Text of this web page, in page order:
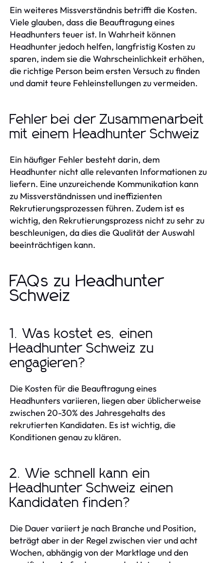
Ein weiteres Missverständnis betrifft die Kosten.
Viele glauben, dass die Beauftragung eines
Headhunters teuer ist. In Wahrheit können
Headhunter jedoch helfen, langfristig Kosten zu
sparen, indem sie die Wahrscheinlichkeit erhöhen,
die richtige Person beim ersten Versuch zu finden
und damit teure Fehleinstellungen zu vermeiden.
Fehler bei der Zusammenarbeit
mit einem Headhunter Schweiz
Ein häufiger Fehler besteht darin, dem
Headhunter nicht alle relevanten Informationen zu
liefern. Eine unzureichende Kommunikation kann
zu Missverständnissen und ineffizienten
Rekrutierungsprozessen führen. Zudem ist es
wichtig, den Rekrutierungsprozess nicht zu sehr zu
beschleunigen, da dies die Qualität der Auswahl
beeinträchtigen kann.
FAQs zu Headhunter
Schweiz
1. Was kostet es, einen
Headhunter Schweiz zu
engagieren?
Die Kosten für die Beauftragung eines
Headhunters variieren, liegen aber üblicherweise
zwischen 20-30% des Jahresgehalts des
rekrutierten Kandidaten. Es ist wichtig, die
Konditionen genau zu klären.
2. Wie schnell kann ein
Headhunter Schweiz einen
Kandidaten finden?
Die Dauer variiert je nach Branche und Position,
beträgt aber in der Regel zwischen vier und acht
Wochen, abhängig von der Marktlage und den